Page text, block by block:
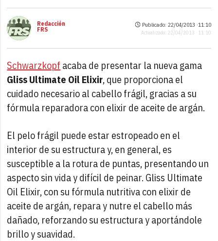
Redacción
FRS
Publicado: 22/04/2013 ·11:10
Actualizado: 22/04/2013 · 11:10
Schwarzkopf acaba de presentar la nueva gama
Gliss Ultimate Oil Elixir, que proporciona el
cuidado necesario al cabello frágil, gracias a su
fórmula reparadora con elixir de aceite de argán.
El pelo frágil puede estar estropeado en el
interior de su estructura y, en general, es
susceptible a la rotura de puntas, presentando un
aspecto sin vida y difícil de peinar. Gliss Ultimate
Oil Elixir, con su fórmula nutritiva con elixir de
aceite de argán, repara y nutre el cabello más
dañado, reforzando su estructura y aportándole
brillo y suavidad.